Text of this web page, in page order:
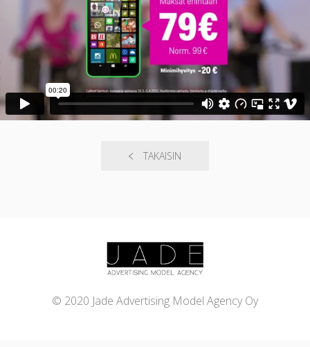
TAKAISIN
© 2020 Jade Advertising Model Agency Oy